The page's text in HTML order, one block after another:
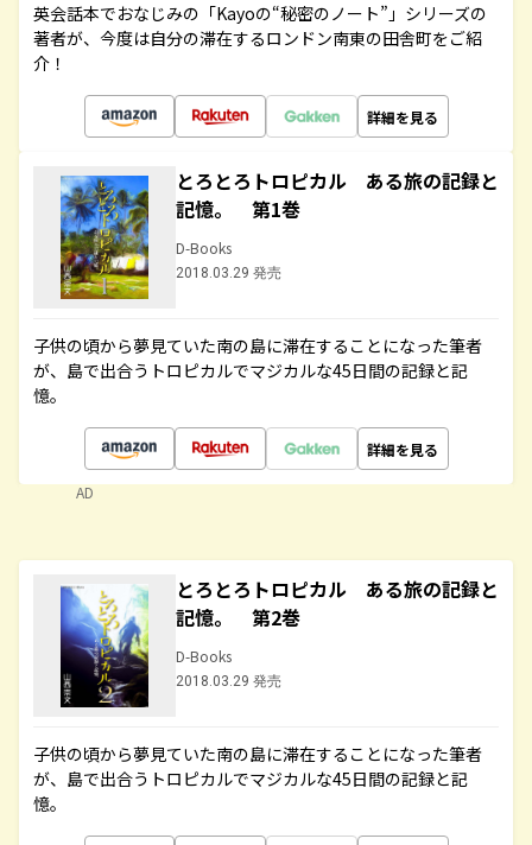
英会話本でおなじみの「Kayoの“秘密のノート”」シリーズの
著者が、今度は自分の滞在するロンドン南東の田舎町をご紹
介！
詳細を見る
とろとろトロピカル ある旅の記録と
記憶。 第1巻
D-Books
2018.03.29 発売
子供の頃から夢見ていた南の島に滞在することになった筆者
が、島で出合うトロピカルでマジカルな45日間の記録と記
憶。
詳細を見る
AD
とろとろトロピカル ある旅の記録と
記憶。 第2巻
D-Books
2018.03.29 発売
子供の頃から夢見ていた南の島に滞在することになった筆者
が、島で出合うトロピカルでマジカルな45日間の記録と記
憶。